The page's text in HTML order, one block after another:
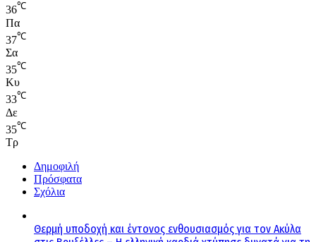
36℃
Πα
37℃
Σα
35℃
Κυ
33℃
Δε
35℃
Τρ
Δημοφιλή
Πρόσφατα
Σχόλια
Θερμή υποδοχή και έντονος ενθουσιασμός για τον Ακύλα